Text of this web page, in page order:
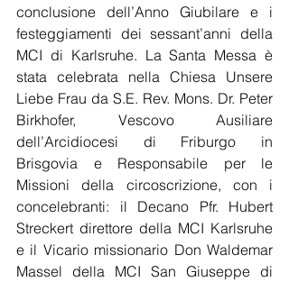
conclusione dell’Anno Giubilare e i
festeggiamenti dei sessant’anni della
MCI di Karlsruhe. La Santa Messa è
stata celebrata nella Chiesa Unsere
Liebe Frau da S.E. Rev. Mons. Dr. Peter
Birkhofer, Vescovo Ausiliare
dell’Arcidiocesi di Friburgo in
Brisgovia e Responsabile per le
Missioni della circoscrizione, con i
concelebranti: il Decano Pfr. Hubert
Streckert direttore della MCI Karlsruhe
e il Vicario missionario Don Waldemar
Massel della MCI San Giuseppe di